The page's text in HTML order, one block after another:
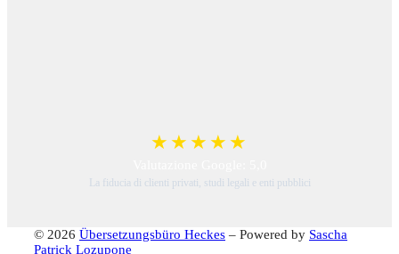
★★★★★
La fiducia di clienti privati, studi legali e enti pubblici
© 2026 Übersetzungsbüro Heckes – Powered by Sascha
Patrick Lozupone